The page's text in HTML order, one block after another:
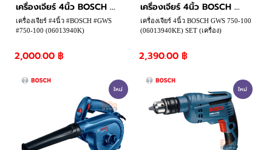
ติดต่อเรา
ขั้นตอนการสั่งซื้อ
แจ้งชำระเงิน
บทความ
เครื่องเจียร์ 4นิ้ว BOSCH ...
เครื่องเจียร์ #4นิ้ว #BOSCH #GWS
#750-100 (06013940K)
2,000.00 ฿
เครื่องเจียร์ 4นิ้ว BOSCH ...
เครื่องเจียร์ 4นิ้ว BOSCH GWS 750-100
(06013940KE) SET (เครื่อง)
2,390.00 ฿
ใหม่ ใหม่